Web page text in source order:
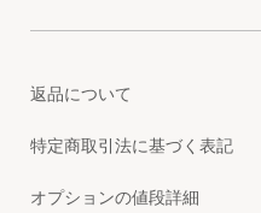
返品について
特定商取引法に基づく表記
オプションの値段詳細